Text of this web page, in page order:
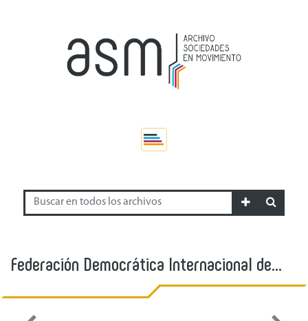
Federación Democrática Internacional de
Mujeres